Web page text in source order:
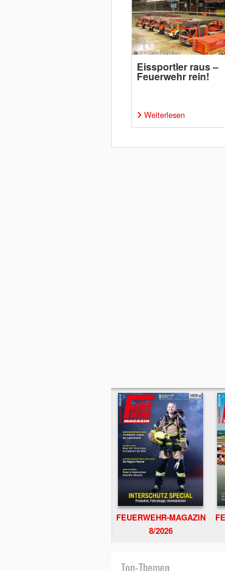
Eissportler raus –
Feuerwehr rein!
Weiterlesen
FEUERWEHR-MAGAZIN
8/2026
Top-Themen